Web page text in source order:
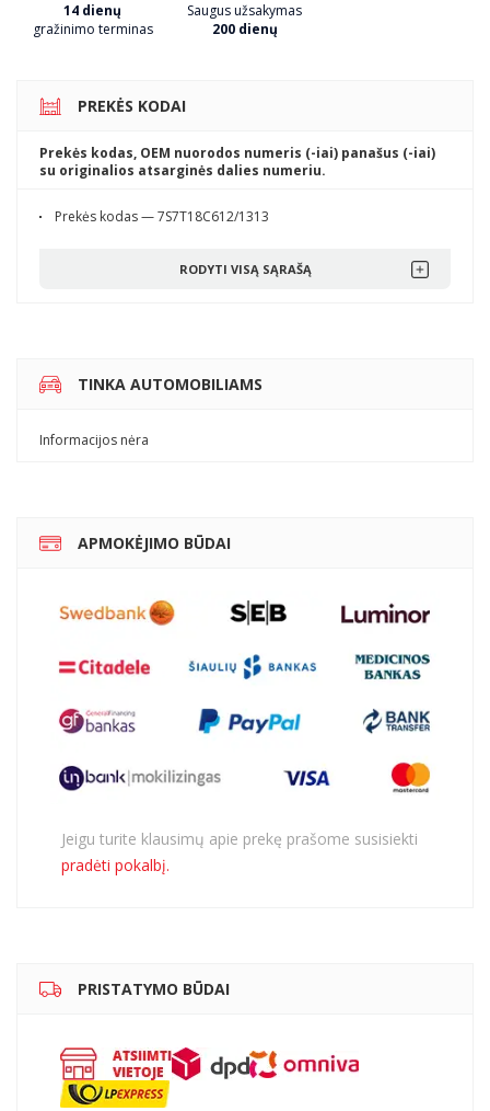
14 dienų
gražinimo terminas
Saugus užsakymas
200 dienų
PREKĖS KODAI
Prekės kodas, OEM nuorodos numeris (-iai) panašus (-iai)
su originalios atsarginės dalies numeriu.
Prekės kodas — 7S7T18C612/1313
RODYTI VISĄ SĄRAŠĄ
TINKA AUTOMOBILIAMS
Informacijos nėra
APMOKĖJIMO BŪDAI
Jeigu turite klausimų apie prekę prašome susisiekti
pradėti pokalbį.
PRISTATYMO BŪDAI